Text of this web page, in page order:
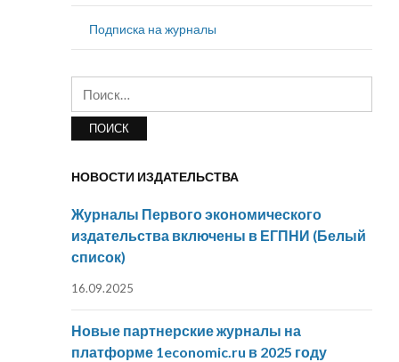
Подписка на журналы
НОВОСТИ ИЗДАТЕЛЬСТВА
Журналы Первого экономического
издательства включены в ЕГПНИ (Белый
список)
16.09.2025
Новые партнерские журналы на
платформе 1economic.ru в 2025 году